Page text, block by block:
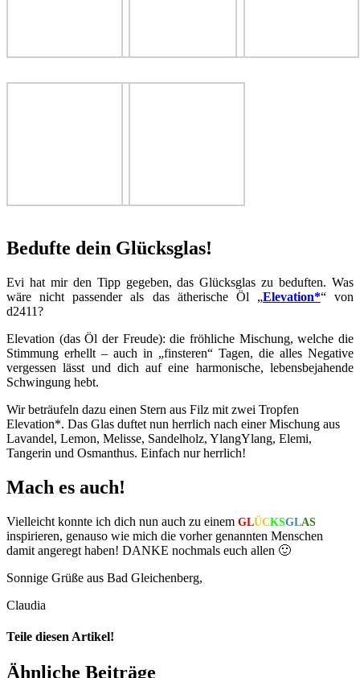
Bedufte dein Glücksglas!
Evi hat mir den Tipp gegeben, das Glücksglas zu beduften. Was
wäre nicht passender als das ätherische Öl „Elevation*“ von
d2411?
Elevation (das Öl der Freude): die fröhliche Mischung, welche die
Stimmung erhellt – auch in „finsteren“ Tagen, die alles Negative
vergessen lässt und dich auf eine harmonische, lebensbejahende
Schwingung hebt.
Wir beträufeln dazu einen Stern aus Filz mit zwei Tropfen
Elevation*. Das Glas duftet nun herrlich nach einer Mischung aus
Lavandel, Lemon, Melisse, Sandelholz, YlangYlang, Elemi,
Tangerin und Osmanthus. Einfach nur herrlich!
Mach es auch!
Vielleicht konnte ich dich nun auch zu einem GLÜCKSGLAS
inspirieren, genauso wie mich die vorher genannten Menschen
damit angeregt haben! DANKE nochmals euch allen 🙂
Sonnige Grüße aus Bad Gleichenberg,
Claudia
Teile diesen Artikel!
Facebook
X
LinkedIn
WhatsApp
Pinterest
Xing
Ähnliche Beiträge